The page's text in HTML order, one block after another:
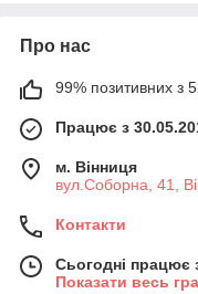
Добавкавважається
вегетаріанських страв.
могутніше желатину та
гарантією якості
Вартість всіх спецій
сайт, ціна вказана від
будь-якій кількості ‒ в
Агар-агар — що
Про нас
99% позитивних з
Працює з
м. Вінниця
вул.Соборна, 41,
Контакти
Сьогодні працює
Показати весь